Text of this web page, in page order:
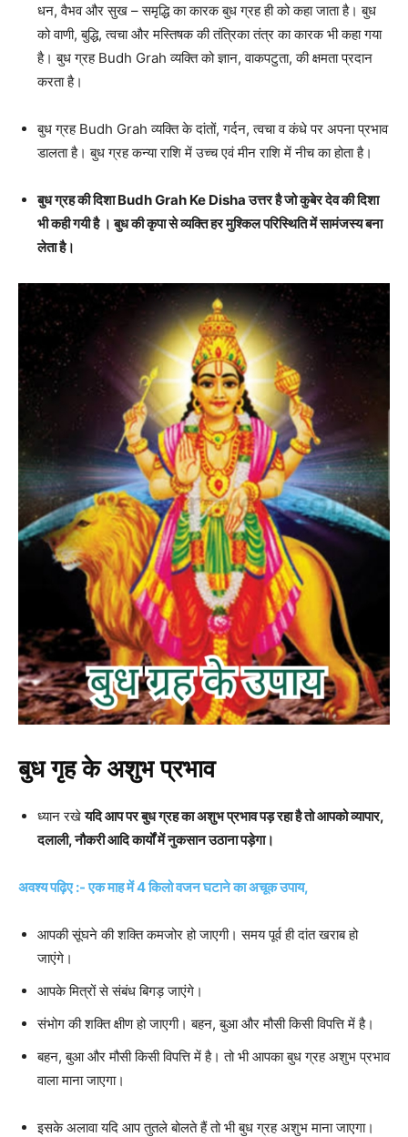
धन, वैभव और सुख – समृद्धि का कारक बुध ग्रह ही को कहा जाता है। बुध
को वाणी, बुद्धि, त्‍वचा और मस्तिषक की तंत्रिका तंत्र का कारक भी कहा गया
है। बुध ग्रह Budh Grah व्यक्ति को ज्ञान, वाकपटुता, की क्षमता प्रदान
करता है।
बुध ग्रह Budh Grah व्यक्ति के दांतों, गर्दन, त्वचा व कंधे पर अपना प्रभाव
डालता है। बुध ग्रह कन्या राशि में उच्च एवं मीन राशि में नीच का होता है।
बुध ग्रह की दिशा Budh Grah Ke Disha उत्तर है जो कुबेर देव की दिशा
भी कही गयी है । बुध की कृपा से व्‍यक्‍ति हर मुश्किल परिस्थिति में सामंजस्य बना
लेता है।
बुध गृह के अशुभ प्रभाव
ध्यान रखेयदि आप पर बुध ग्रह का अशुभ प्रभाव पड़ रहा है तो आपको व्यापार,
दलाली, नौकरी आदि कार्यों में नुकसान उठाना पड़ेगा।
अवश्य पढ़िए :- एक माह में 4 किलो वजन घटाने का अचूक उपाय,
आपकी सूंघने की शक्ति कमजोर हो जाएगी। समय पूर्व ही दांत खराब हो
जाएंगे।
आपके मित्रों से संबंध बिगड़ जाएंगे।
संभोग की शक्ति क्षीण हो जाएगी। बहन, बुआ और मौसी किसी विपत्ति में है।
बहन, बुआ और मौसी किसी विपत्ति में है। तो भी आपका बुध ग्रह अशुभ प्रभाव
वाला माना जाएगा।
इसके अलावा यदि आप तुतले बोलते हैं तो भी बुध ग्रह अशुभ माना जाएगा।